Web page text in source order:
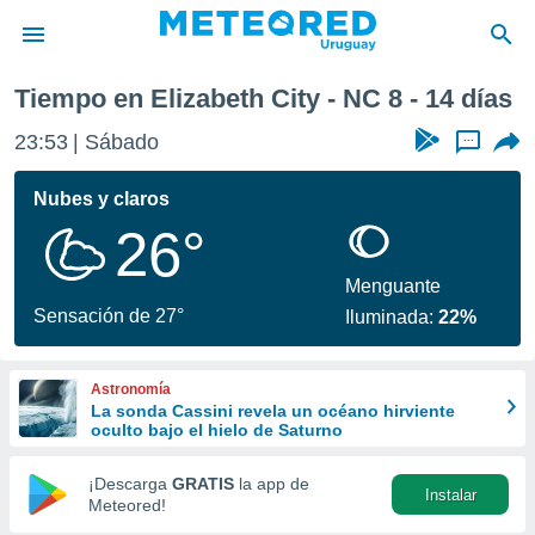
de
ha
calidad.
a este
las
y
forma
digital
basada
Tiempo en Elizabeth City - NC 8 - 14 días
23:53 Sábado ...
Nubes y claros
26°
Sensación de 27°
Menguante
Iluminada:22%
Astronomía
La sonda Cassini revela un océano hirviente
oculto bajo el hielo de Saturno
¡Descarga GRATIS la app de
Meteored!
Instalar